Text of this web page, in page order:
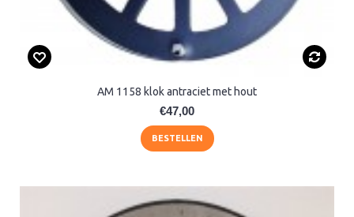
AM 1158 klok antraciet met hout
€47,00
BESTELLEN